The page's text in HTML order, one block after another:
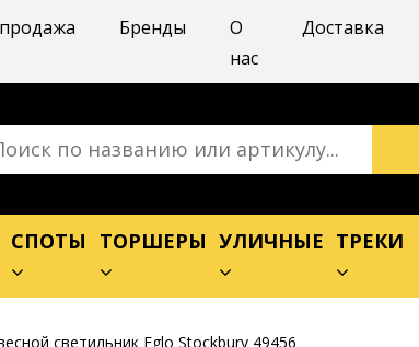
Бренды
О
нас
Доставка
СПОТЫ ТОРШЕРЫ УЛИЧНЫЕ ТРЕКИ
светильник Eglo Stockbury 49456